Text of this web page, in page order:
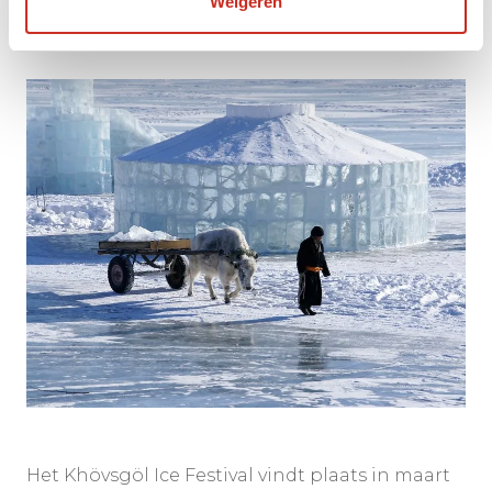
Een Winterwonderland
Het Khövsgöl Ice Festival vindt plaats in maart